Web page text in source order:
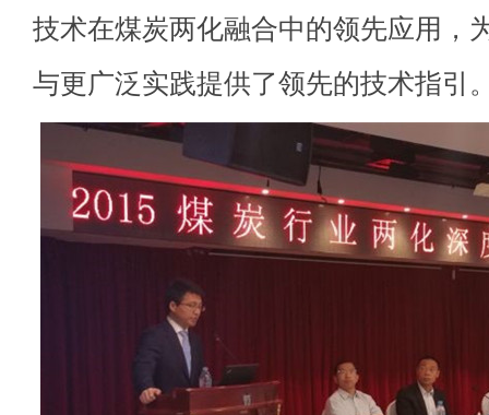
技术在煤炭两化融合中的领先应用，
与更广泛实践提供了领先的技术指引